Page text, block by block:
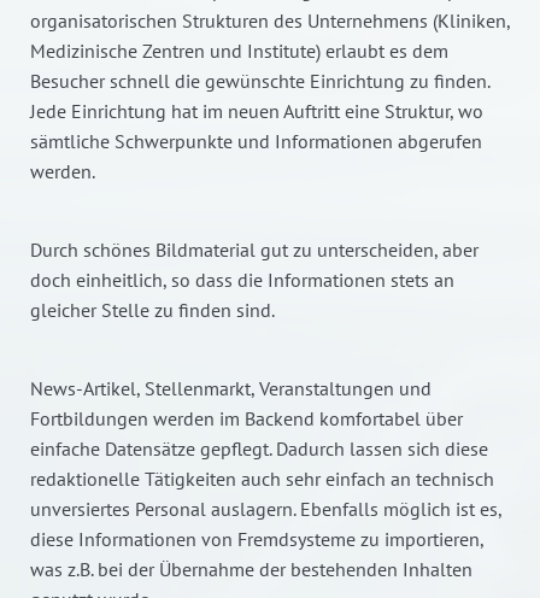
organisatorischen Strukturen des Unternehmens (Kliniken,
Medizinische Zentren und Institute) erlaubt es dem
Besucher schnell die gewünschte Einrichtung zu finden.
Jede Einrichtung hat im neuen Auftritt eine Struktur, wo
sämtliche Schwerpunkte und Informationen abgerufen
werden.
Durch schönes Bildmaterial gut zu unterscheiden, aber
doch einheitlich, so dass die Informationen stets an
gleicher Stelle zu finden sind.
News-Artikel, Stellenmarkt, Veranstaltungen und
Fortbildungen werden im Backend komfortabel über
einfache Datensätze gepflegt. Dadurch lassen sich diese
redaktionelle Tätigkeiten auch sehr einfach an technisch
unversiertes Personal auslagern. Ebenfalls möglich ist es,
diese Informationen von Fremdsysteme zu importieren,
was z.B. bei der Übernahme der bestehenden Inhalten